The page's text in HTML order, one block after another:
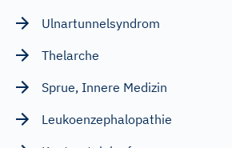
Ulnartunnelsyndrom
Thelarche
Sprue, Innere Medizin
Leukoenzephalopathie